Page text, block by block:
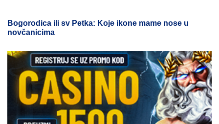
Bogorodica ili sv Petka: Koje ikone mame nose u
novčanicima